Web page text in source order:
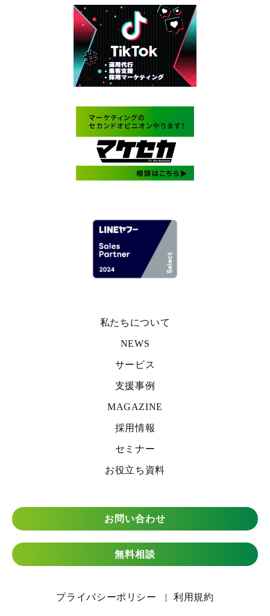
私たちについて
NEWS
サービス
支援事例
MAGAZINE
採用情報
セミナー
お役立ち資料
お問い合わせ
無料相談
プライバシーポリシー 利用規約